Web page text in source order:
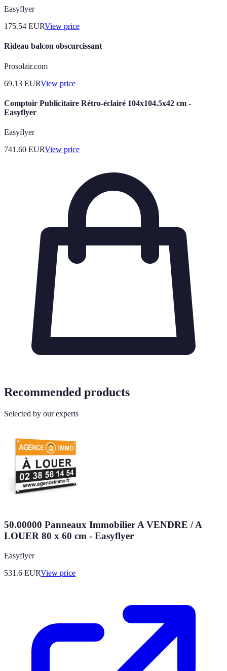
Easyflyer
175.54 EURView price
Rideau balcon obscurcissant
Prosolair.com
69.13 EURView price
Comptoir Publicitaire Rétro-éclairé 104x104.5x42 cm -
Easyflyer
Easyflyer
741.60 EURView price
Recommended products
Selected by our experts
50.00000 Panneaux Immobilier A VENDRE / A
LOUER 80 x 60 cm - Easyflyer
Easyflyer
531.6 EURView price